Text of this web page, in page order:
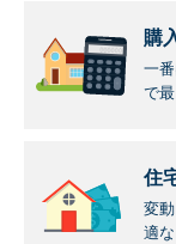
購
一
で
住
変
適な